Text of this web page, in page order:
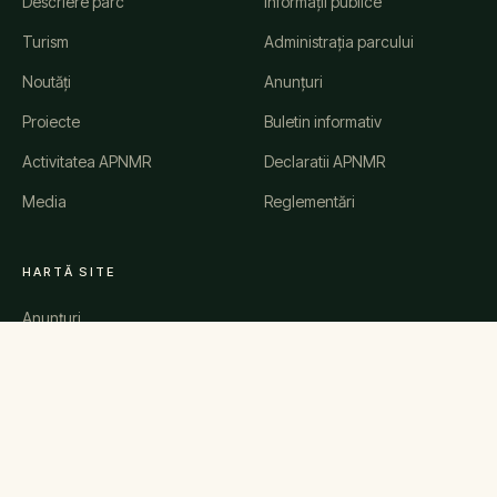
Turism
Noutăți
Proiecte
Activitatea APNMR
Media
Administrația parcului
Anunțuri
Buletin informativ
Declaratii APNMR
Reglementări
HARTĂ SITE
Anunțuri